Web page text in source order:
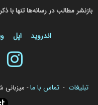
بازنشر مطالب در رسانه‌ها تنها با
اندروید اپل
تبلیغات - تماس با ما-